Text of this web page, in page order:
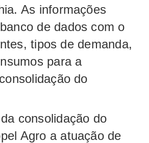
As informações
de dados com o
tipos de demanda,
para a
do
consolidação do
Agro a atuação de